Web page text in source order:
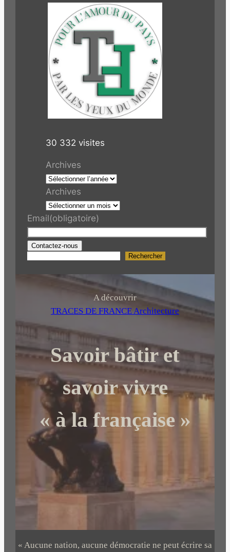
30 332 visites
Archives
Archives
Email(obligatoire)
Contactez-nous
r
c
h
r
Rechercher
A découvrir
TRACES DE FRANCE Architecture
Savoir bâtir et
savoir vivre
« à la française »
« Aucune nation, aucune démocratie ne peut écrire sa